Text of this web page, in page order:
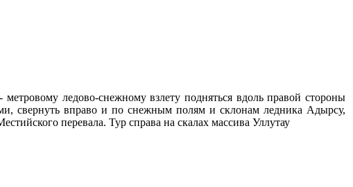
ледово-снежному взлету подняться вдоль правой стороны
свернуть вправо и по снежным полям и склонам ледника Адырсу,
перевала. Тур справа на скалах массива Уллутау